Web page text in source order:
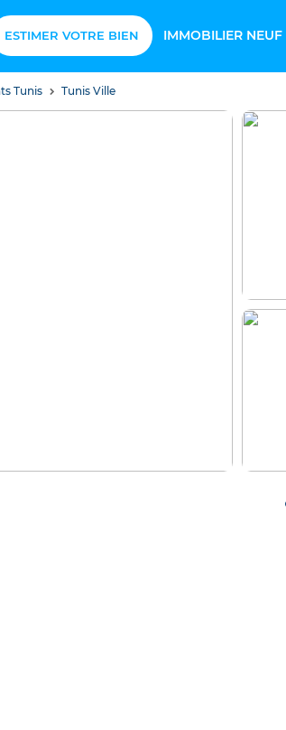
ESTIMER VOTRE BIEN IMMOBILIER NEUF
Tunis Tunis Ville